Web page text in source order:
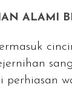
ALAMI
perhiasan